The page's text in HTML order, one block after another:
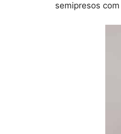
semipresos